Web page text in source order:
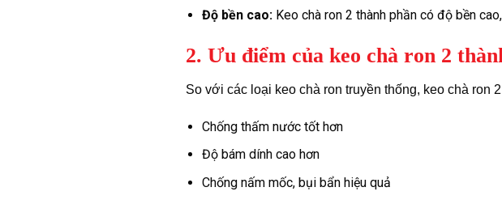
Độ bền cao: Keo chà ron 2 thành phần có độ bền
2. Ưu điểm của keo chà ron 2
So với các loại keo chà ron truyền thống, keo chà ron
Chống thấm nước tốt hơn
Độ bám dính cao hơn
Chống nấm mốc, bụi bẩn hiệu quả